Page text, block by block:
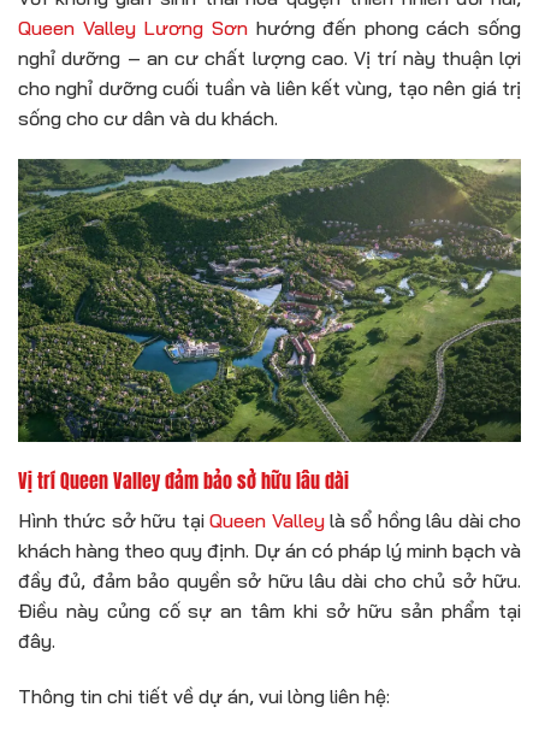
Queen Valley Lương Sơnhướng đến phong cách sống
nghỉ dưỡng – an cư chất lượng cao. Vị trí này thuận lợi
cho nghỉ dưỡng cuối tuần và liên kết vùng, tạo nên giá trị
sống cho cư dân và du khách.
Vị trí Queen Valley đảm bảo sở hữu lâu dài
Hình thức sở hữu tạiQueen Valleylà sổ hồng lâu dài cho
khách hàng theo quy định. Dự án có pháp lý minh bạch và
đầy đủ, đảm bảo quyền sở hữu lâu dài cho chủ sở hữu.
Điều này củng cố sự an tâm khi sở hữu sản phẩm tại
đây.
Thông tin chi tiết về dự án, vui lòng liên hệ: